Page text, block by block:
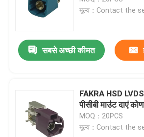
कारखाना भ्रमण
संपर्क करें
मूल्य：Contact the
सबसे अच्छी कीमत
FAKRA HSD
पीसीबी माउंट दाएं
MOQ：20PCS
मूल्य：Contact the